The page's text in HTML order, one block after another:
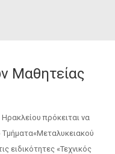
Μαθητείας
πρόκειται να
ειδικότητες «Τεχνικός